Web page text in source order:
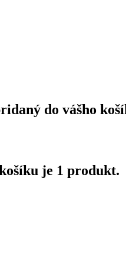
do vášho
je 1 produkt.